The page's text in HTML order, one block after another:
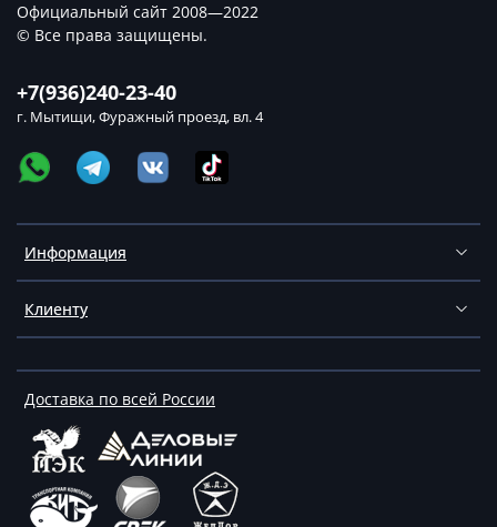
Информация
Клиенту
Доставка по всей России
+7(936)240-23-40
г. Мытищи, Фуражный проезд, вл. 4
Официальный сайт 2008—2022
© Все права защищены.